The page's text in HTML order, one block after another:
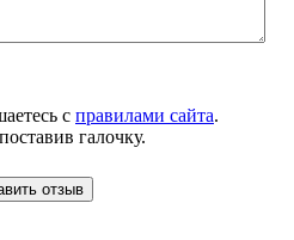
с правилами сайта.
галочку.
отзыв